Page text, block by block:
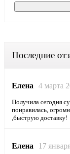
Последние
Елена 4 марта
Получила сегодня
понравилась,
,быструю доставку!
Елена 17